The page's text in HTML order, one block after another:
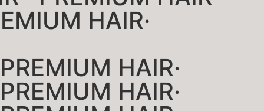
HAIR· PREMIUM
PREMIUM HAIR·
PREMIUM HAIR·